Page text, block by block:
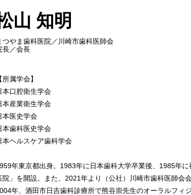
山 知明
つやま歯科医院／川崎市歯科医師会
長／会長
【所属学会】
本口腔衛生学会
本産業衛生学会
本医史学会
本歯科医史学会
本ヘルスケア歯科学会
年東京都出身。1983年に日本歯科大学卒業後、1985年
院」を開設。また、2021年より（公社）川崎市歯科医師会会
年、酒田市日吉歯科診療所で熊谷崇先生のオーラルフィ